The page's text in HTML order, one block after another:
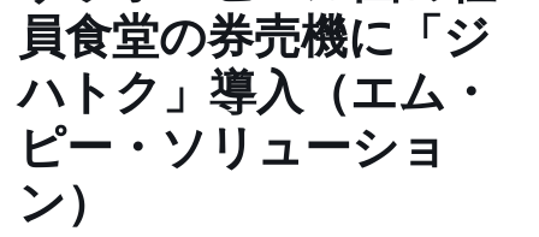
へ
ス
キ
プ
員食堂の券売機に「ジ
ハトク」導入（エム・
ピー・ソリューショ
ン）